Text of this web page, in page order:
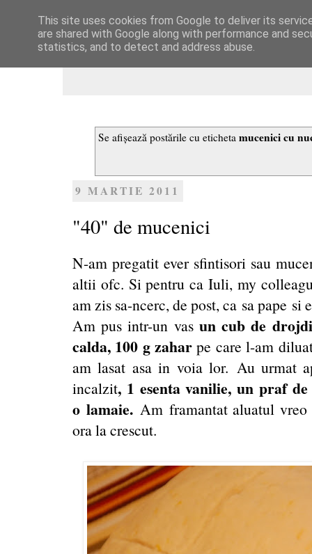
Dulcegarii culinare
Se afișează postările cu etichetamucenici cu
9 MARTIE 2011
"40" de mucenici
N-am pregatit ever sfintisori sau
altii ofc. Si pentru ca Iuli, my
am zis sa-ncerc, de post, ca sa pape si
Am pus intr-un vas un cub de
calda, 100 g zahar pe care l-am
am lasat asa in voia lor. Au urmat
incalzit, 1 esenta vanilie, un praf
o lamaie. Am framantat aluatul
ora la crescut.
This site uses cookies from Google to deliver its
are shared with Google along with performance and
statistics, and to detect and address abuse.